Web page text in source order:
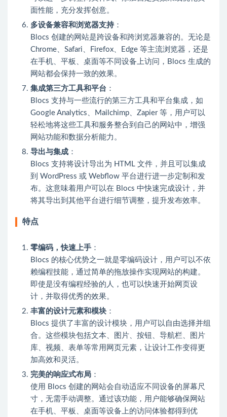
面性能，充分发挥创意。
多设备兼容和浏览器支持：
Blocs 创建的网站是跨设备和跨浏览器兼容的。无论是
Chrome、Safari、Firefox、Edge 等主流浏览器，还是
在手机、平板、桌面等不同设备上访问，Blocs 生成的
网站都会保持一致的效果。
集成第三方工具和平台 ：
Blocs 支持与一些流行的第三方工具和平台集成，如
Google Analytics、Mailchimp、Zapier 等，用户可以
轻松地将这些工具和服务整合到自己的网站中，增强
网站功能和数据分析能力。
导出与集成 ：
Blocs 支持将设计导出为 HTML 文件，并且可以集成
到 WordPress 或 Webflow 平台进行进一步定制和发
布。这意味着用户可以在 Blocs 中快速完成设计，并
将其导出到其他平台进行细节调整，提升发布效率。
特点
零编码，快速上手 ：
Blocs 的核心优势之一就是零编码设计，用户可以不依
赖编程技能，通过简单的拖放操作实现网站的构建。
即使是没有编程经验的人，也可以快速开始网页设
计，并取得优秀的效果。
丰富的设计元素和模块 ：
Blocs 提供了丰富的设计模块，用户可以自由选择并组
合。这些模块包括文本、图片、按钮、导航栏、图片
库、视频、表单等常用网页元素，让设计工作变得更
加高效和灵活。
完美的响应式布局 ：
使用 Blocs 创建的网站会自动适应不同设备的屏幕尺
寸，无需手动调整。通过该功能，用户能够确保网站
在手机、平板、桌面等设备上的访问体验都得到优